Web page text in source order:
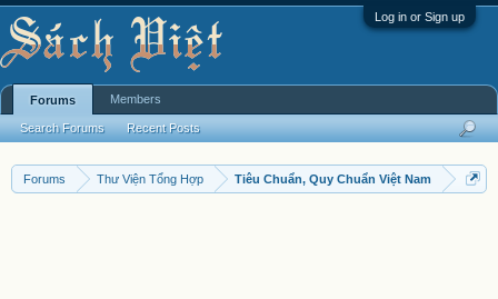
Log in or Sign up
Forums Thư Viện Tổng Hợp Tiêu Chuẩn, Quy Chuẩn Việt Nam
Forums
Search Forums Recent Posts
Members